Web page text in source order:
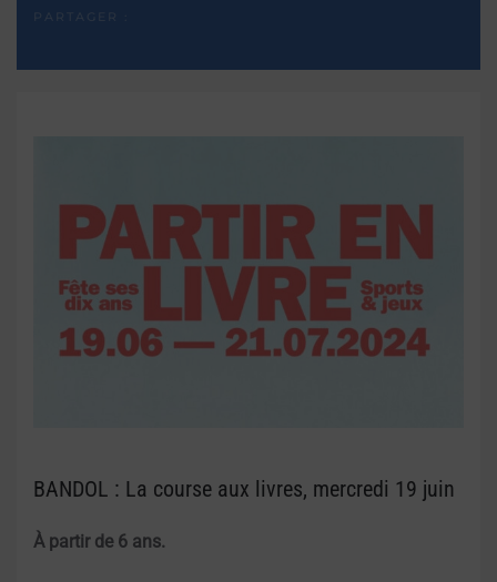
BANDOL : La course aux livres, mercredi 19 juin
À partir de 6 ans.